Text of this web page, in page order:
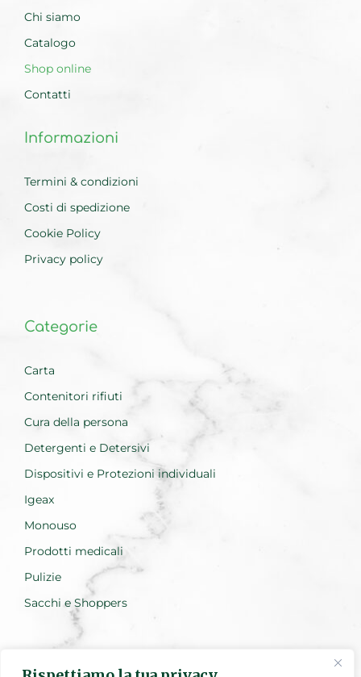
Chi siamo
Catalogo
Shop online
Contatti
Informazioni
Termini & condizioni
Costi di spedizione
Cookie Policy
Privacy policy
Categorie
Carta
Contenitori rifiuti
Cura della persona
Detergenti e Detersivi
Dispositivi e Protezioni individuali
Igeax
Monouso
Prodotti medicali
Pulizie
Sacchi e Shoppers